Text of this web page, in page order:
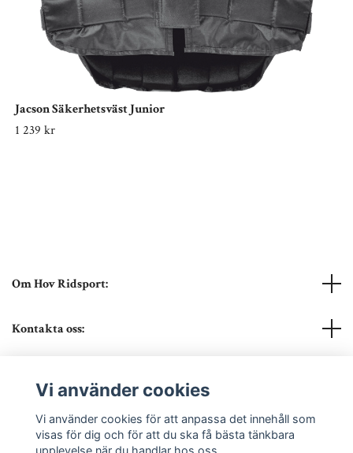
Jacson Säkerhetsväst Junior
1 239 kr
Om Hov Ridsport:
Kontakta oss:
Sociala medier
Vi använder cookies
Vi använder cookies för att anpassa det innehåll som
visas för dig och för att du ska få bästa tänkbara
upplevelse när du handlar hos oss.